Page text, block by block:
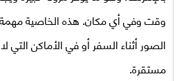
وقت وفي أي مكان. هذه الخاصية
الصور أثناء السفر أو في الأماكن التي
مستقرة.